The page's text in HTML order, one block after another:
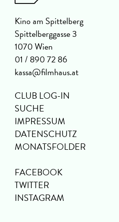
Kino am Spittelberg
Spittelberggasse 3
1070 Wien
01 / 890 72 86
kassa@filmhaus.at
CLUB LOG-IN
SUCHE
IMPRESSUM
DATENSCHUTZ
MONATSFOLDER
FACEBOOK
TWITTER
INSTAGRAM